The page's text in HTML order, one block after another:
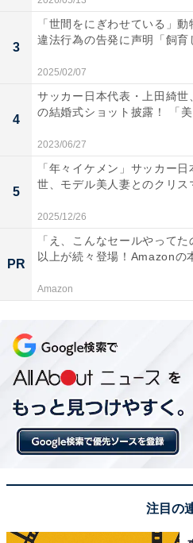
3
「世間をにぎわせている」動
違法行為の告発に声明「飼育
2025/02/07
4
サッカー日本代表・上田綺世
の結婚式ショット披露！ 「
2023/06/27
5
「年々イケメン」サッカー
世、モデル美人妻とのクリ
2025/12/26
PR
「え、こんなセールやって
以上が続々登場！Amazonの
Amazon
注目の